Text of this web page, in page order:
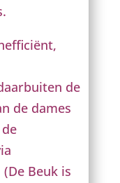
de
de dames
Beuk is